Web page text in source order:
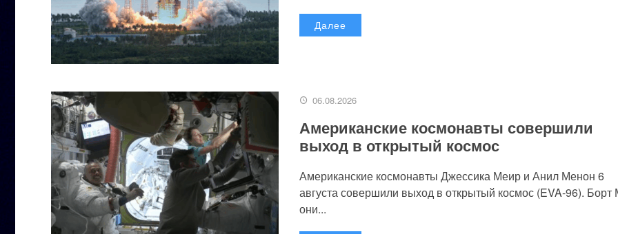
Далее
06.08.2026
Американские космонавты совершили
выход в открытый космос
Американские космонавты Джессика Меир и Анил Менон 6
августа совершили выход в открытый космос (EVA-96).
они...